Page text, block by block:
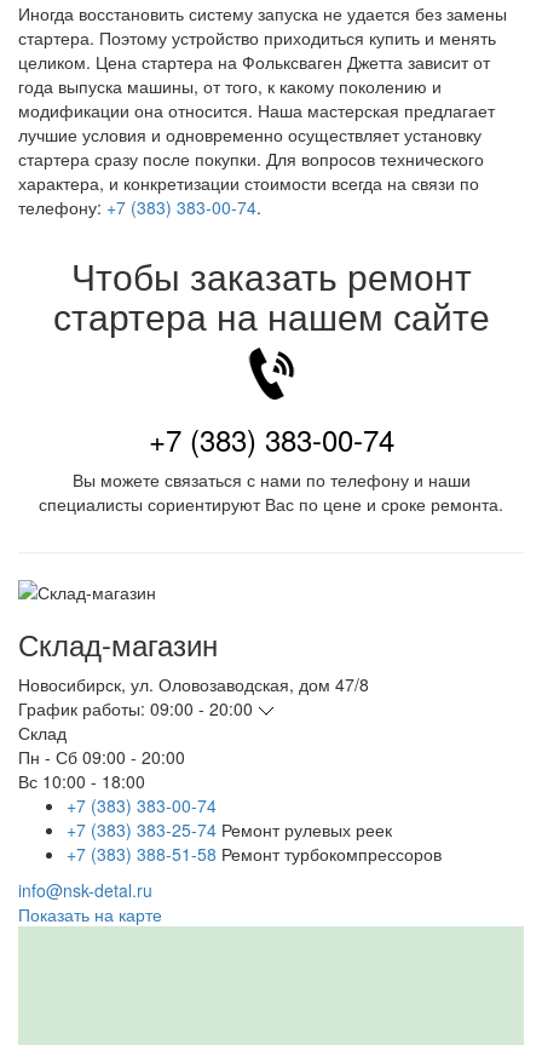
Иногда восстановить систему запуска не удается без замены
стартера. Поэтому устройство приходиться купить и менять
целиком. Цена стартера на Фольксваген Джетта зависит от
года выпуска машины, от того, к какому поколению и
модификации она относится. Наша мастерская предлагает
лучшие условия и одновременно осуществляет установку
стартера сразу после покупки. Для вопросов технического
характера, и конкретизации стоимости всегда на связи по
телефону: +7 (383) 383-00-74.
Чтобы заказать ремонт
стартера на нашем сайте
+7 (383) 383-00-74
Вы можете связаться с нами по телефону и наши
специалисты сориентируют Вас по цене и сроке ремонта.
Склад-магазин
Новосибирск, ул. Оловозаводская, дом 47/8
График работы: 09:00 - 20:00
Склад
Пн - Сб 09:00 - 20:00
Вс 10:00 - 18:00
+7 (383) 383-00-74
+7 (383) 383-25-74 Ремонт рулевых реек
+7 (383) 388-51-58 Ремонт турбокомпрессоров
info@nsk-detal.ru
Показать на карте